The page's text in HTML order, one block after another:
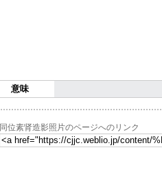
意味
同位素肾造影照片のページへのリンク